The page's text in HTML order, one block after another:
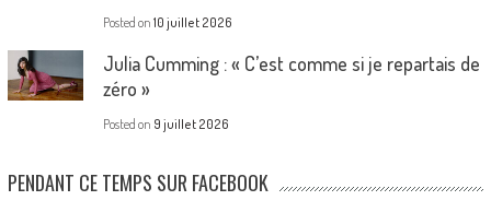
Posted on 10 juillet 2026
Julia Cumming : « C’est comme si je repartais de
zéro »
Posted on 9 juillet 2026
PENDANT CE TEMPS SUR FACEBOOK